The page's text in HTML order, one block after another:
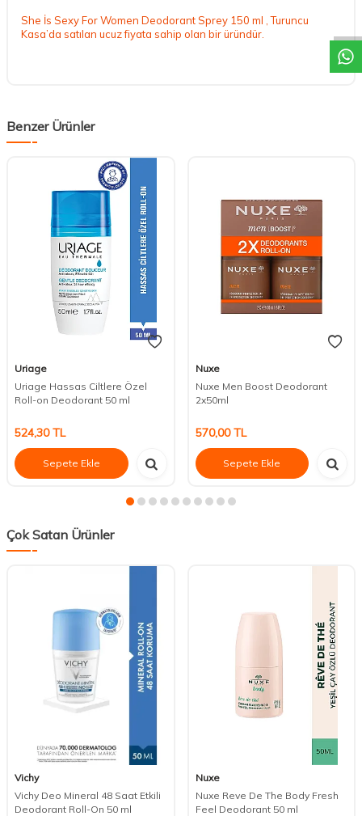
She İs Sexy For Women Deodorant Sprey 150 ml , Turuncu
Kasa’da satılan ucuz fiyata sahip olan bir üründür.
Benzer Ürünler
Uriage
Uriage Hassas Ciltlere Özel
Roll-on Deodorant 50 ml
524,30TL
Sepete Ekle
Nuxe
Nuxe Men Boost Deodorant
2x50ml
570,00TL
Sepete Ekle
Çok Satan Ürünler
Vichy
Vichy Deo Mineral 48 Saat Etkili
Deodorant Roll-On 50 ml
Nuxe
Nuxe Reve De The Body Fresh
Feel Deodorant 50 ml